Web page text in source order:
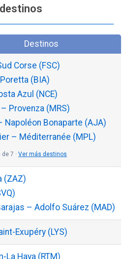
Destinos
Corse (FSC)
(BIA)
Azul (NCE)
Provenza (MRS)
Napoléon Bonaparte (AJA)
– Méditerranée (MPL)
7 · Ver más destinos
(ZAZ)
– Adolfo Suárez (MAD)
Exupéry (LYS)
La Haya (RTM)